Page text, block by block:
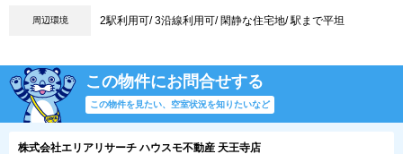
周辺環境 2駅利用可/ 3沿線利用可/ 閑静な住宅地/ 駅まで平坦
この物件にお問合せする
この物件を見たい、空室状況を知りたいなど
株式会社エリアリサーチ ハウスモ不動産 天王寺店